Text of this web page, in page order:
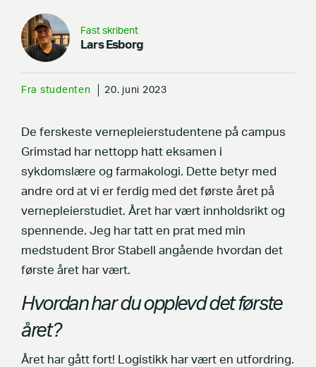
Fast skribent
Lars Esborg
Fra studenten 20. juni 2023
De ferskeste vernepleierstudentene på campus
Grimstad har nettopp hatt eksamen i
sykdomslære og farmakologi. Dette betyr med
andre ord at vi er ferdig med det første året på
vernepleierstudiet. Året har vært innholdsrikt og
spennende. Jeg har tatt en prat med min
medstudent Bror Stabell angående hvordan det
første året har vært.
Hvordan har du opplevd det første
året?
Året har gått fort! Logistikk har vært en utfordring.